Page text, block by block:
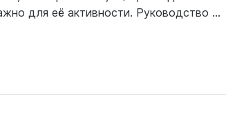
для её активности. Руководство ...